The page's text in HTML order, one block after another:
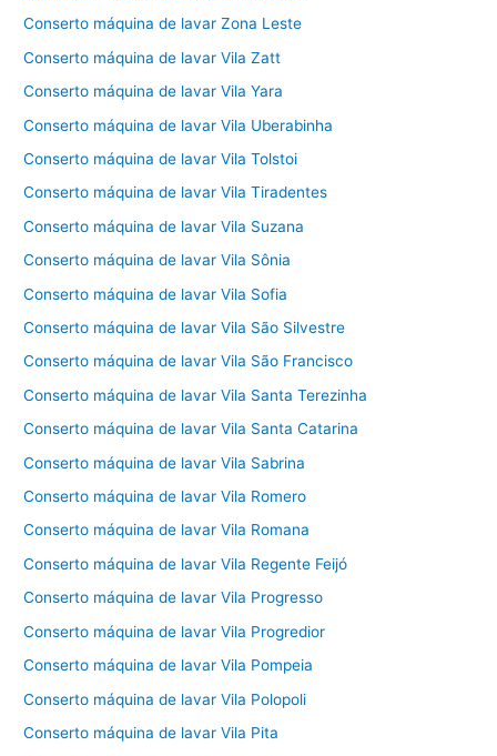
Conserto máquina de lavar Zona Leste
Conserto máquina de lavar Vila Zatt
Conserto máquina de lavar Vila Yara
Conserto máquina de lavar Vila Uberabinha
Conserto máquina de lavar Vila Tolstoi
Conserto máquina de lavar Vila Tiradentes
Conserto máquina de lavar Vila Suzana
Conserto máquina de lavar Vila Sônia
Conserto máquina de lavar Vila Sofia
Conserto máquina de lavar Vila São Silvestre
Conserto máquina de lavar Vila São Francisco
Conserto máquina de lavar Vila Santa Terezinha
Conserto máquina de lavar Vila Santa Catarina
Conserto máquina de lavar Vila Sabrina
Conserto máquina de lavar Vila Romero
Conserto máquina de lavar Vila Romana
Conserto máquina de lavar Vila Regente Feijó
Conserto máquina de lavar Vila Progresso
Conserto máquina de lavar Vila Progredior
Conserto máquina de lavar Vila Pompeia
Conserto máquina de lavar Vila Polopoli
Conserto máquina de lavar Vila Pita